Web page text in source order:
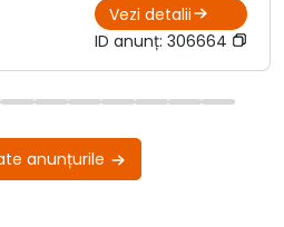
Vezi detalii
ID anunț: 306664
anunțurile